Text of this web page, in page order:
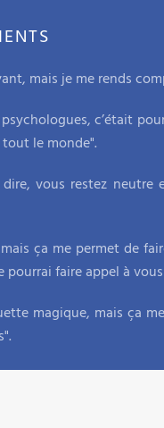
mais je me rends
c’était
le monde".
vous restez neutre
ça me permet de
pourrai faire appel à
magique, mais ça